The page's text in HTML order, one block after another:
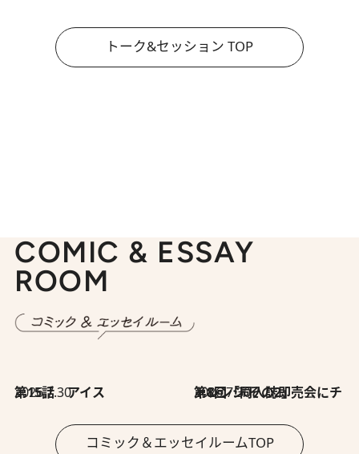
トーク&セッション TOP
COMIC & ESSAY
ROOM
2026.7.30
第15話 アイス 2026.7.30
第8回「同人誌即売会にチャレンジ その2」
コミック＆エッセイルームTOP